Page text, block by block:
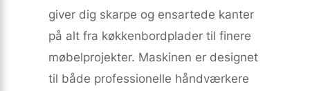
giver dig skarpe og ensartede kanter
på alt fra køkkenbordplader til finere
møbelprojekter. Maskinen er designet
til både professionelle håndværkere